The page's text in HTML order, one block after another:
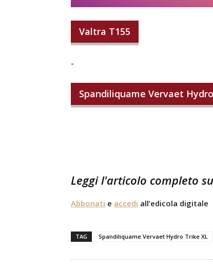
Valtra T155
-
Spandiliquame Vervaet
Leggi l'articolo completo
Abbonati e accedi all’edicola digitale
TAG Spandiliquame Vervaet Hydro Trike XL